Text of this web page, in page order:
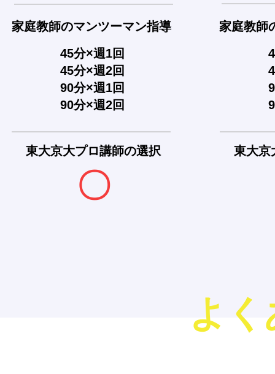
家庭教師のマンツーマン指導
45分×週1回
45分×週2回
90分×週1回
90分×週2回
東大京大プロ講師の選択
〇
家庭教師
東大京
よ